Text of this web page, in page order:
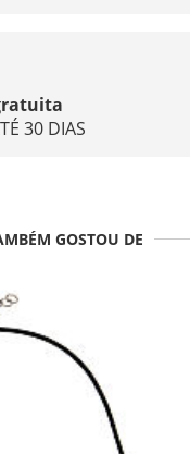
30 DIAS
GOSTOU DE